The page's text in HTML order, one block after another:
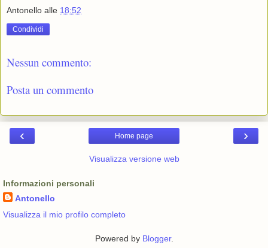
Antonello alle 18:52
Condividi
Nessun commento:
Posta un commento
‹ ›
Home page
Visualizza versione web
Informazioni personali
Antonello
Visualizza il mio profilo completo
Powered by Blogger.